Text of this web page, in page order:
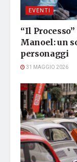
EVENTI
“Il
Manoel: un
personaggi
31 MAGGIO 2026